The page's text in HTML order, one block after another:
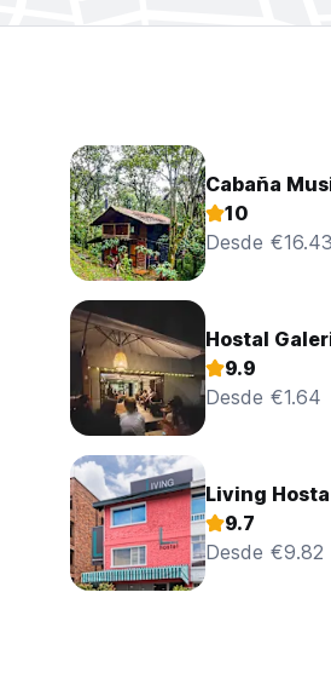
Cabaña
10
Desde
Hostal
9.9
Desde €1.64
Living
9.7
Desde €9.82